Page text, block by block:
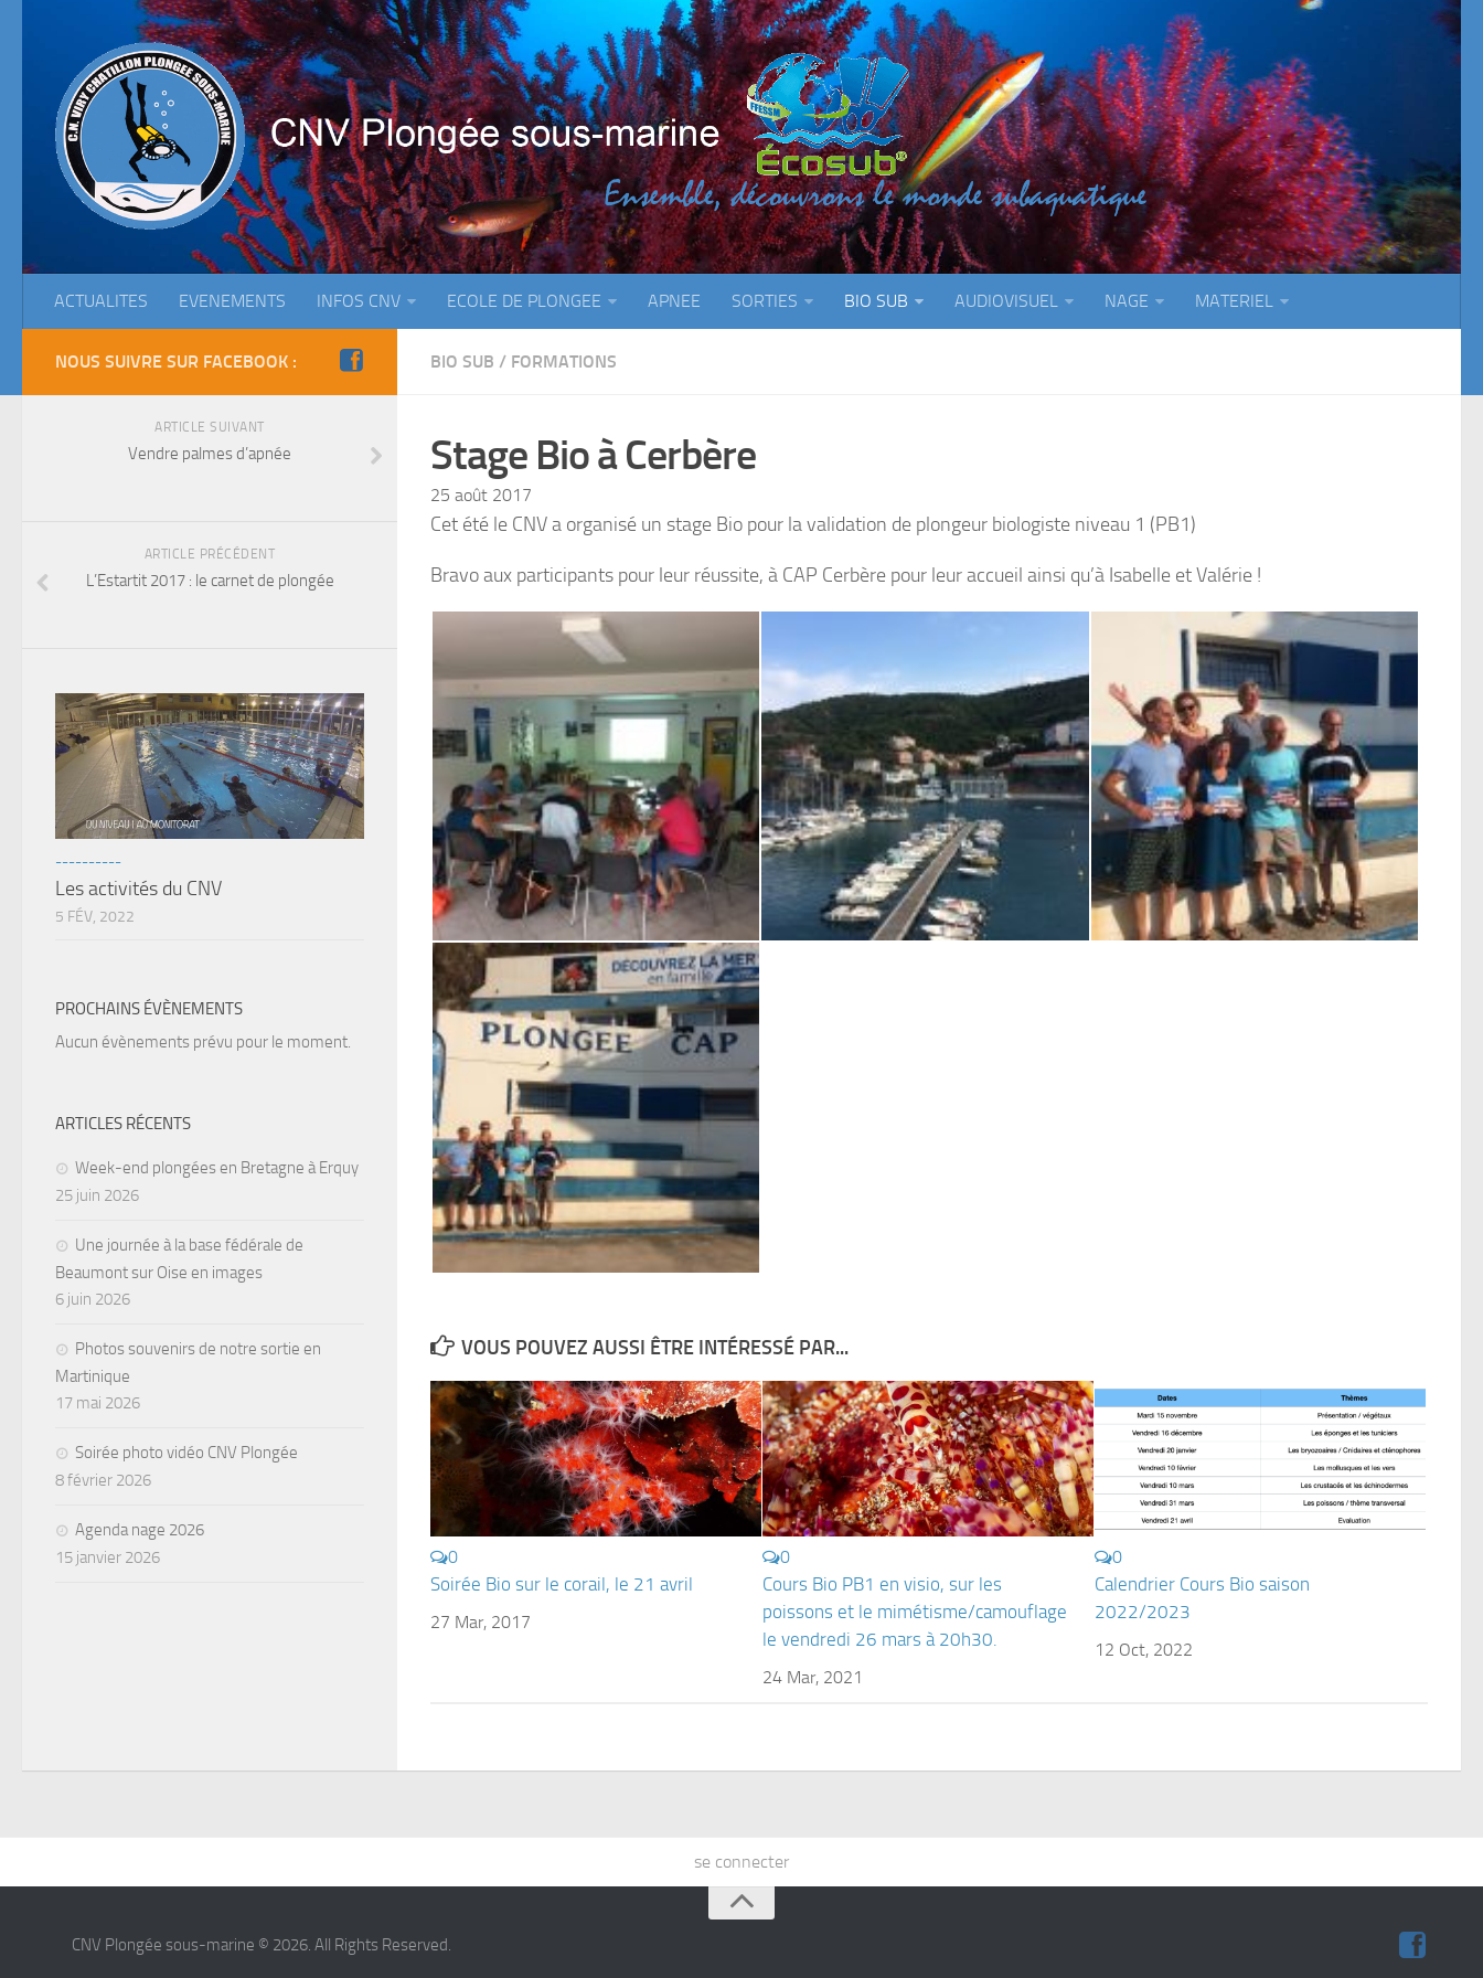
ACTUALITES EVENEMENTS INFOS CNV ECOLE DE PLONGEE APNEE SORTIES BIO SUB AUDIOVISUEL NAGE MATERIEL
BIO SUB / FORMATIONS
Stage Bio à Cerbère
25 août 2017
Cet été le CNV a organisé un stage Bio pour la validation de plongeur biologiste niveau 1 (PB1)
Bravo aux participants pour leur réussite, à CAP Cerbère pour leur accueil ainsi qu’à Isabelle et Valérie !
VOUS POUVEZ AUSSI ÊTRE INTÉRESSÉ PAR...
0
Soirée Bio sur le corail, le 21 avril
27 Mar, 2017
0
Cours Bio PB1 en visio, sur les
poissons et le mimétisme/camouflage
le vendredi 26 mars à 20h30.
24 Mar, 2021
0
Calendrier Cours Bio saison
2022/2023
12 Oct, 2022
NOUS SUIVRE SUR FACEBOOK :
ARTICLE SUIVANT
Vendre palmes d’apnée
ARTICLE PRÉCÉDENT
L’Estartit 2017 : le carnet de plongée
----------
Les activités du CNV
5 FÉV, 2022
PROCHAINS ÉVÈNEMENTS
Aucun évènements prévu pour le moment.
ARTICLES RÉCENTS
Week-end plongées en Bretagne à Erquy
25 juin 2026
Une journée à la base fédérale de
Beaumont sur Oise en images
6 juin 2026
Photos souvenirs de notre sortie en
Martinique
17 mai 2026
Soirée photo vidéo CNV Plongée
8 février 2026
Agenda nage 2026
15 janvier 2026
se connecter
CNV Plongée sous-marine © 2026. All Rights Reserved.